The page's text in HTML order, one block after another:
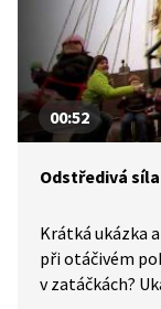
00:52
Odstředivá síla
Krátká ukázka
při otáčivém
v zatáčkách?